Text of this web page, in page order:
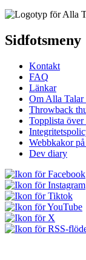
Sidfotsmeny
Kontakt
FAQ
Länkar
Om Alla Talar
Throwback
Topplista över
Webbkakor
Dev diary